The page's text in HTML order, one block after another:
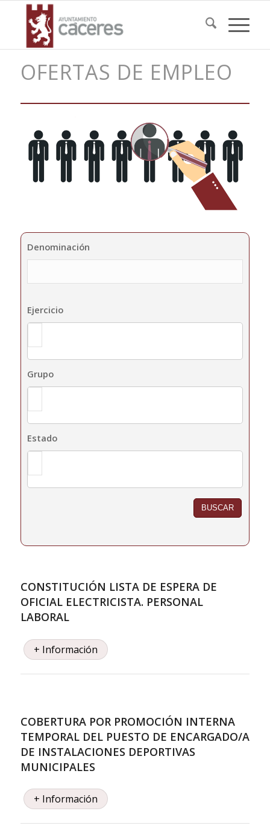
OFERTAS DE EMPLEO
Denominación
Ejercicio
Grupo
Estado
CONSTITUCIÓN LISTA DE ESPERA DE
OFICIAL ELECTRICISTA. PERSONAL
LABORAL
+ Información
COBERTURA POR PROMOCIÓN INTERNA
TEMPORAL DEL PUESTO DE ENCARGADO/A
DE INSTALACIONES DEPORTIVAS
MUNICIPALES
+ Información